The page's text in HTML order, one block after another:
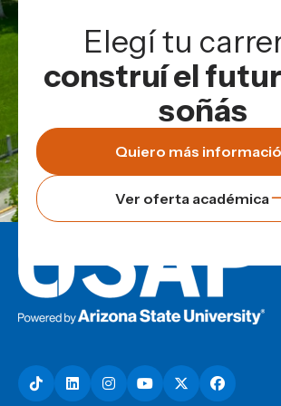
Elegí tu
construí el
soñás
Quiero más
Ver oferta académica